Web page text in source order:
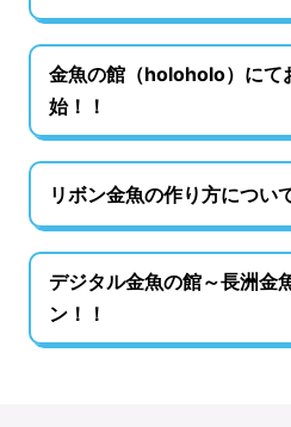
金魚の館（holoholo）にて
始！！
リボン金魚の作り方につい
デジタル金魚の館～長洲金
ン！！